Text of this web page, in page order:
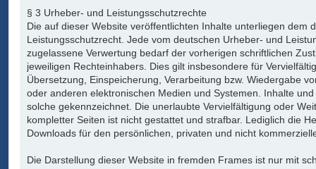
§ 3 Urheber- und Leistungsschutzrechte
Die auf dieser Website veröffentlichten Inhalte unterliegen dem
Leistungsschutzrecht. Jede vom deutschen Urheber- und
zugelassene Verwertung bedarf der vorherigen schriftlichen
jeweiligen Rechteinhabers. Dies gilt insbesondere für
Übersetzung, Einspeicherung, Verarbeitung bzw. Wiedergabe
oder anderen elektronischen Medien und Systemen. Inhalte
solche gekennzeichnet. Die unerlaubte Vervielfältigung oder
kompletter Seiten ist nicht gestattet und strafbar. Lediglich die
Downloads für den persönlichen, privaten und nicht
Die Darstellung dieser Website in fremden Frames ist nur mit